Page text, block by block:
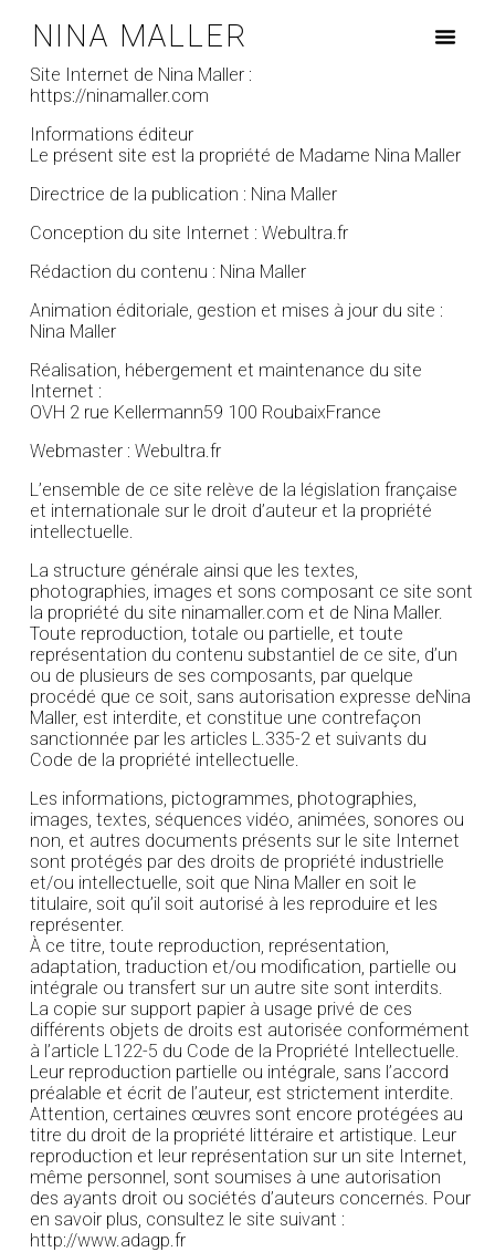
NINA MALLER
Site Internet de Nina Maller :
https://ninamaller.com
Informations éditeur
Le présent site est la propriété de Madame Nina Maller
Directrice de la publication : Nina Maller
Conception du site Internet : Webultra.fr
Rédaction du contenu : Nina Maller
Animation éditoriale, gestion et mises à jour du site :
Nina Maller
Réalisation, hébergement et maintenance du site
Internet :
OVH 2 rue Kellermann59 100 RoubaixFrance
Webmaster : Webultra.fr
L’ensemble de ce site relève de la législation française
et internationale sur le droit d’auteur et la propriété
intellectuelle.
La structure générale ainsi que les textes,
photographies, images et sons composant ce site sont
la propriété du site ninamaller.com et de Nina Maller.
Toute reproduction, totale ou partielle, et toute
représentation du contenu substantiel de ce site, d’un
ou de plusieurs de ses composants, par quelque
procédé que ce soit, sans autorisation expresse deNina
Maller, est interdite, et constitue une contrefaçon
sanctionnée par les articles L.335-2 et suivants du
Code de la propriété intellectuelle.
Les informations, pictogrammes, photographies,
images, textes, séquences vidéo, animées, sonores ou
non, et autres documents présents sur le site Internet
sont protégés par des droits de propriété industrielle
et/ou intellectuelle, soit que Nina Maller en soit le
titulaire, soit qu’il soit autorisé à les reproduire et les
représenter.
À ce titre, toute reproduction, représentation,
adaptation, traduction et/ou modification, partielle ou
intégrale ou transfert sur un autre site sont interdits.
La copie sur support papier à usage privé de ces
différents objets de droits est autorisée conformément
à l’article L122-5 du Code de la Propriété Intellectuelle.
Leur reproduction partielle ou intégrale, sans l’accord
préalable et écrit de l’auteur, est strictement interdite.
Attention, certaines œuvres sont encore protégées au
titre du droit de la propriété littéraire et artistique. Leur
reproduction et leur représentation sur un site Internet,
même personnel, sont soumises à une autorisation
des ayants droit ou sociétés d’auteurs concernés. Pour
en savoir plus, consultez le site suivant :
http://www.adagp.fr